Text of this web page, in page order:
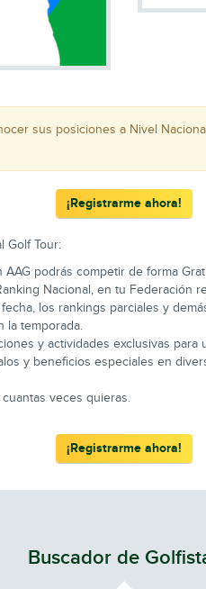
sus posiciones a Nivel
¡Registrarme ahora!
Golf Tour:
podrás competir de forma
Nacional, en tu Federación
los rankings parciales y
la temporada.
y actividades exclusivas para
y beneficios especiales en
veces quieras.
¡Registrarme ahora!
Buscador de